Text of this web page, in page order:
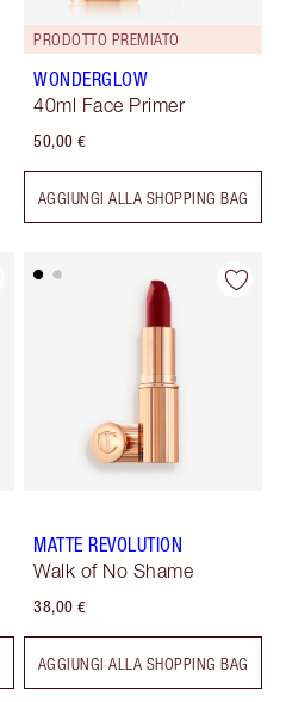
PRODOTTO PREMIATO
WONDERGLOW
40ml Face Primer
50,00 €
AGGIUNGI ALLA SHOPPING BAG
MATTE REVOLUTION
Walk of No Shame
38,00 €
AGGIUNGI ALLA SHOPPING BAG